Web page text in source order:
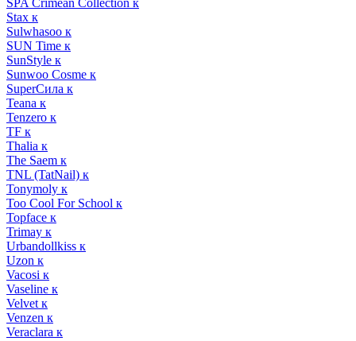
SPA Crimean Collection к
Stax к
Sulwhasoo к
SUN Time к
SunStyle к
Sunwoo Cosme к
SuperСила к
Teana к
Tenzero к
TF к
Thalia к
The Saem к
TNL (TatNail) к
Tonymoly к
Too Cool For School к
Topface к
Trimay к
Urbandollkiss к
Uzon к
Vacosi к
Vaseline к
Velvet к
Venzen к
Veraclara к